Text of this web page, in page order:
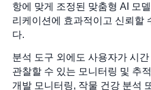
항에 맞게 조정된 맞춤형 AI 모
리케이션에 효과적이고 신뢰할
다.
분석 도구 외에도 사용자가 시
관찰할 수 있는 모니터링 및 추
개발 모니터링, 작물 건강 분석